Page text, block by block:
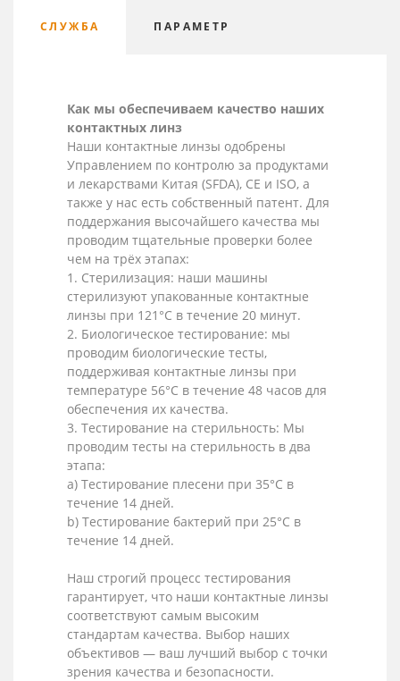
СЛУЖБА ПАРАМЕТР
Как мы обеспечиваем качество наших
контактных линз
Наши контактные линзы одобрены
Управлением по контролю за продуктами
и лекарствами Китая (SFDA), CE и ISO, а
также у нас есть собственный патент. Для
поддержания высочайшего качества мы
проводим тщательные проверки более
чем на трёх этапах:
1. Стерилизация: наши машины
стерилизуют упакованные контактные
линзы при 121°C в течение 20 минут.
2. Биологическое тестирование: мы
проводим биологические тесты,
поддерживая контактные линзы при
температуре 56°C в течение 48 часов для
обеспечения их качества.
3. Тестирование на стерильность: Мы
проводим тесты на стерильность в два
этапа:
a) Тестирование плесени при 35°C в
течение 14 дней.
b) Тестирование бактерий при 25°C в
течение 14 дней.
Наш строгий процесс тестирования
гарантирует, что наши контактные линзы
соответствуют самым высоким
стандартам качества. Выбор наших
объективов — ваш лучший выбор с точки
зрения качества и безопасности.